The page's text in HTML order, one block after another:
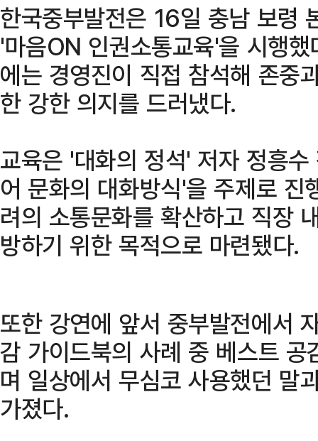
한국중부발전은 16일 충남 보령
'마음ON 인권소통교육'을 시행
에는 경영진이 직접 참석해 존중
한 강한 의지를 드러냈다.
교육은 '대화의 정석' 저자 정흥
어 문화의 대화방식'을 주제로
려의 소통문화를 확산하고 직장
방하기 위한 목적으로 마련됐다.
또한 강연에 앞서 중부발전에서
감 가이드북의 사례 중 베스트
며 일상에서 무심코 사용했던 말
가졌다.